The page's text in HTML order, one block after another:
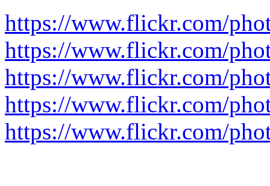
https://www.flickr.com/
https://www.flickr.com/
https://www.flickr.com/
https://www.flickr.com/
https://www.flickr.com/